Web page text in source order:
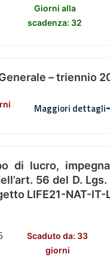
Giorni alla
scadenza: 32
– triennio
Maggiori dettagli
di lucro,
56 del D. Lgs.
LIFE21-NAT-IT-
Scaduto da: 33
giorni